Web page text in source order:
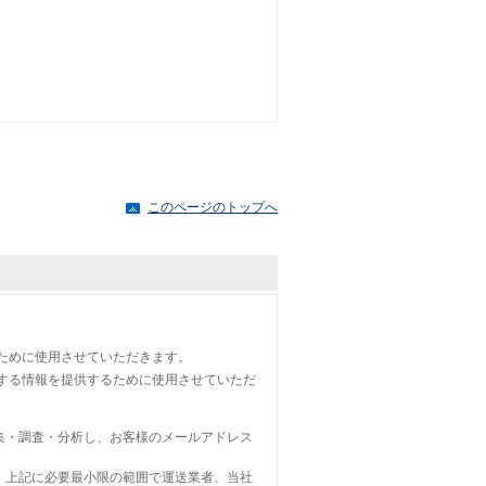
このページのトップへ
に使用させていただきます。
る情報を提供するために使用させていただ
調査・分析し、お客様のメールアドレス
記に必要最小限の範囲で運送業者、当社